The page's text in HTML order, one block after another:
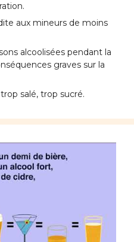
aux mineurs de moins
alcoolisées pendant la
graves sur la
salé, trop sucré.